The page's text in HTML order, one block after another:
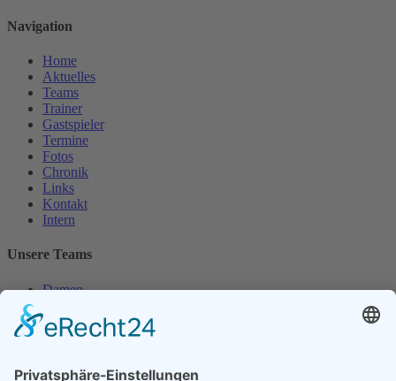
Navigation
Home
Aktuelles
Teams
Trainer
Gastspieler
Termine
Fotos
Chronik
Links
Kontakt
Intern
Unsere Teams
Damen
Herren
Herren 30